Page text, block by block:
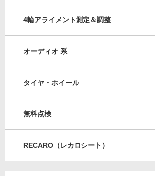
4輪アライメント測定＆調整
オーディオ 系
タイヤ・ホイール
無料点検
RECARO（レカロシート）